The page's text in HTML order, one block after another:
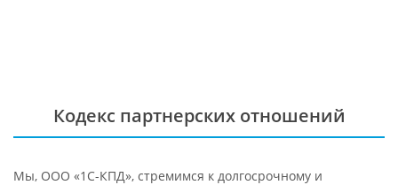
Кодекс партнерских отношений
Мы, ООО «1С-КПД», стремимся к долгосрочному и